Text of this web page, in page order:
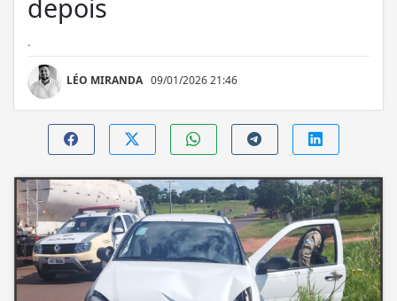
depois
.
LÉO MIRANDA 09/01/2026 21:46